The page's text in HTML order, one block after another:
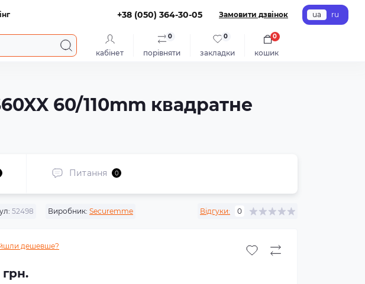
+38 (050) 364-30-05 Замовити дзвінок ua ru
кабінет порівняти
0
закладки
0
кошик
0
60/110mm квадратне
Питання 0
52498 Виробник: Securemme Відгуки: 0
дешевше?
грн.